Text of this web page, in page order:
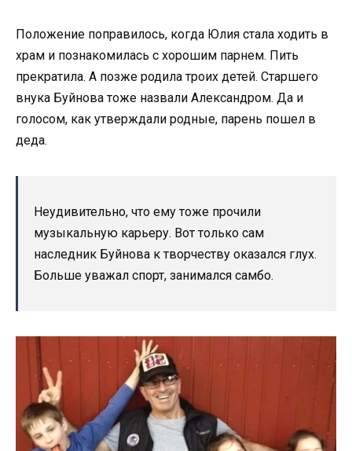
Положение поправилось, когда Юлия стала ходить в
храм и познакомилась с хорошим парнем. Пить
прекратила. А позже родила троих детей. Старшего
внука Буйнова тоже назвали Александром. Да и
голосом, как утверждали родные, парень пошел в
деда.
Неудивительно, что ему тоже прочили
музыкальную карьеру. Вот только сам
наследник Буйнова к творчеству оказался глух.
Больше уважал спорт, занимался самбо.